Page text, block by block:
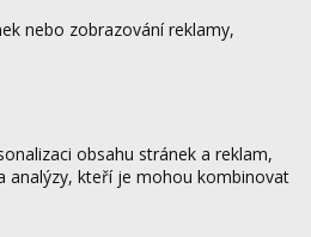
nebo zobrazování reklamy,
obsahu stránek a reklam,
analýzy, kteří je mohou kombinovat